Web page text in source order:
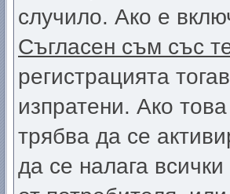
случило. Ако е
Съгласен съм със
регистрацията
изпратени. Ако
трябва да се
да се налага